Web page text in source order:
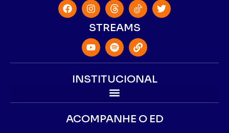
STREAMS
INSTITUCIONAL
ACOMPANHE O ED